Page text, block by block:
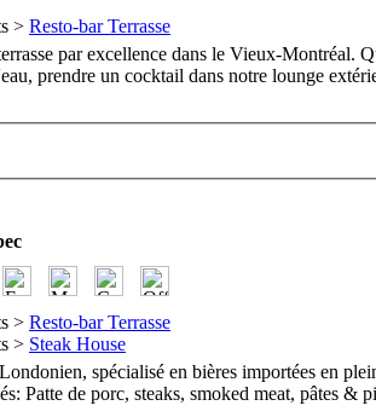
> Resto-bar Terrasse
par excellence dans le Vieux-Montréal.
prendre un cocktail dans notre lounge
> Resto-bar Terrasse
> Steak House
spécialisé en bières importées en
Patte de porc, steaks, smoked meat, pâtes &